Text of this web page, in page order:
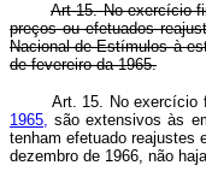
Art 15. No exercício
preços ou efetuados
Nacional de Estímulos à
de fevereiro da 1965.
Art. 15. No exercício
1965, são extensivos às
tenham efetuado reajustes
dezembro de 1966, não